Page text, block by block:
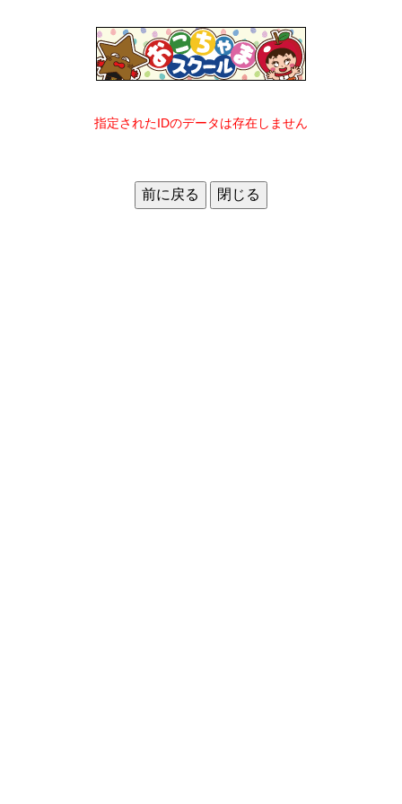
指定されたIDのデータは存在しません